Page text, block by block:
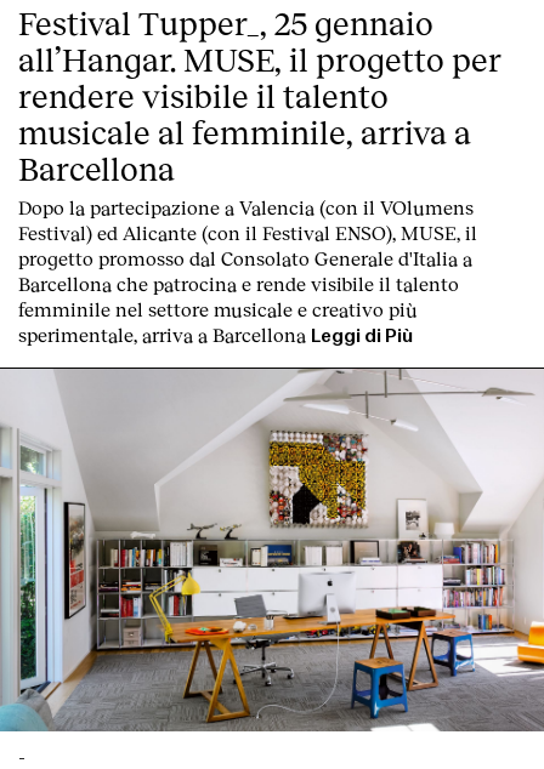
Festival Tupper_, 25 gennaio
all’Hangar. MUSE, il progetto per
rendere visibile il talento
musicale al femminile, arriva a
Barcellona
Dopo la partecipazione a Valencia (con il VOlumens
Festival) ed Alicante (con il Festival ENSO), MUSE, il
progetto promosso dal Consolato Generale d'Italia a
Barcellona che patrocina e rende visibile il talento
femminile nel settore musicale e creativo più
sperimentale, arriva a Barcellona Leggi di Più
-